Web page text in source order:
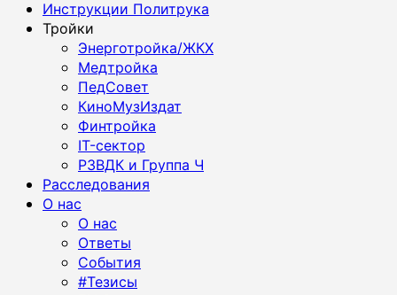
Инструкции Политрука
Тройки
Энерготройка/ЖКХ
Медтройка
ПедСовет
КиноМузИздат
Финтройка
IT-сектор
РЗВДК и Группа Ч
Расследования
О нас
О нас
Ответы
События
#Тезисы